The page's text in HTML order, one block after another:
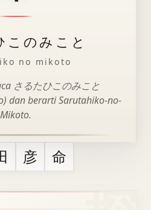
このみこと
no mikoto
さるたひこのみこと
dan berarti Sarutahiko-no-
Mikoto.
彦 命